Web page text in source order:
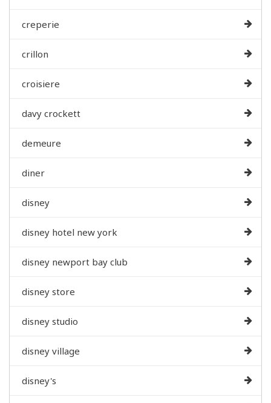
creperie
crillon
croisiere
davy crockett
demeure
diner
disney
disney hotel new york
disney newport bay club
disney store
disney studio
disney village
disney's